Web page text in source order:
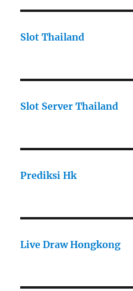
Slot Thailand
Slot Server Thailand
Prediksi Hk
Live Draw Hongkong